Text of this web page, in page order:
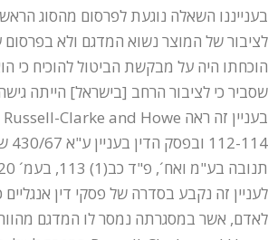
בענייננו השאלה נוגעת לפרסום מהסוג
לציבור של המוצר נשוא המדגם ולא בפרסום
הוכחתו היה על מבקשת הביטול להוכיח כי
שסביר כי לציבור הרחב [בישראל] הייתה
תנובה בע"מ ואח´, פ"ד כב(1) 113, בעמ´ 120.
לעניין זה נקבע בסדרה של פסקי דין
לאדם, אשר במסגרתה נמסר לו המדגם